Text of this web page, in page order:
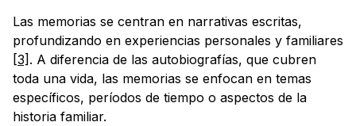
Las memorias se centran en narrativas escritas,
[3] . A diferencia de las autobiografías, que cubren
toda una vida, las memorias se enfocan en temas
específicos, períodos de tiempo o aspectos de la
historia familiar.